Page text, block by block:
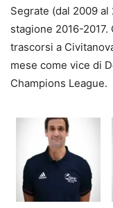
Segrate (dal 2009 al
stagione 2016-
trascorsi a
mese come vice di
Champions League.